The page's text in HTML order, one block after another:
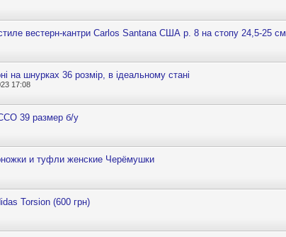
вестерн-кантри Carlos Santana США р. 8 на стопу 24,5-25 см
на шнурках 36 розмір, в ідеальному стані
17:08
39 размер б/у
и туфли женские Черёмушки
Torsion (600 грн)